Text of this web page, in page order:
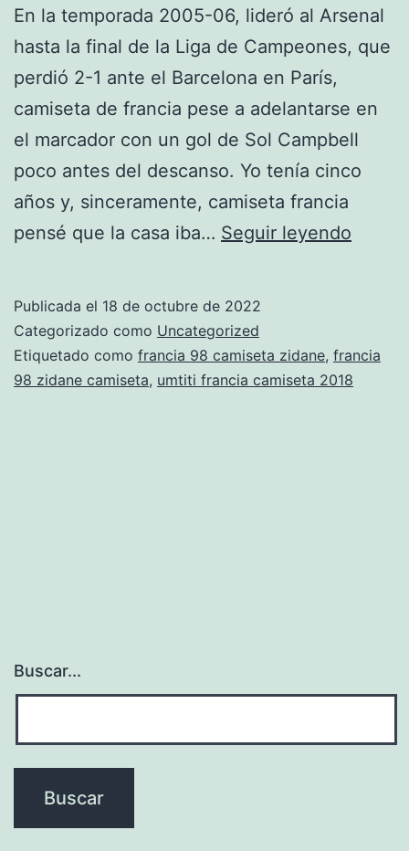
En la temporada 2005-06, lideró al Arsenal
hasta la final de la Liga de Campeones, que
perdió 2-1 ante el Barcelona en París,
camiseta de francia pese a adelantarse en
el marcador con un gol de Sol Campbell
poco antes del descanso. Yo tenía cinco
años y, sinceramente, camiseta francia
pensé que la casa iba… Seguir leyendo
Publicada el 18 de octubre de 2022
Categorizado como Uncategorized
Etiquetado como francia 98 camiseta zidane, francia
98 zidane camiseta, umtiti francia camiseta 2018
Buscar...